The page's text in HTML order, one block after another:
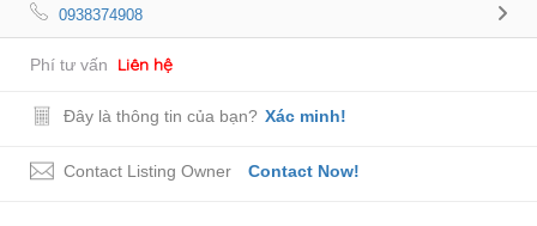
0938374908
Phí tư vấn Liên hệ
Đây là thông tin của bạn? Xác minh!
Contact Listing Owner Contact Now!